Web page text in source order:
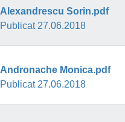
Alexandrescu Sorin.pdf
Publicat 27.06.2018
Andronache Monica.pdf
Publicat 27.06.2018